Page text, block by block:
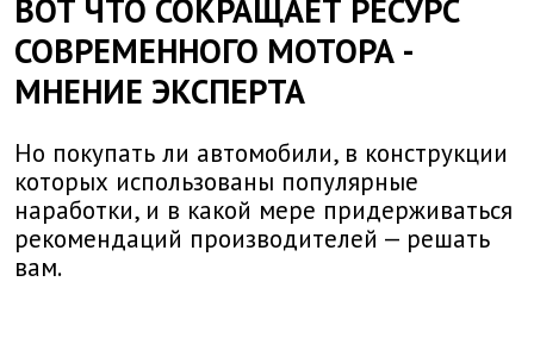
ВОТ ЧТО СОКРАЩАЕТ РЕСУРС
СОВРЕМЕННОГО МОТОРА -
МНЕНИЕ ЭКСПЕРТА
Но покупать ли автомобили, в конструкции
которых использованы популярные
наработки, и в какой мере придерживаться
рекомендаций производителей — решать
вам.